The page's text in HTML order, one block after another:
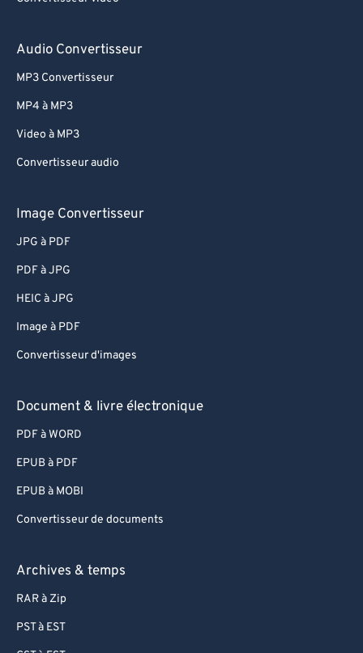
Audio Convertisseur
MP3 Convertisseur
MP4 à MP3
Video à MP3
Convertisseur audio
Image Convertisseur
JPG à PDF
PDF à JPG
HEIC à JPG
Image à PDF
Convertisseur d'images
Document & livre électronique
PDF à WORD
EPUB à PDF
EPUB à MOBI
Convertisseur de documents
Archives & temps
RAR à Zip
PST à EST